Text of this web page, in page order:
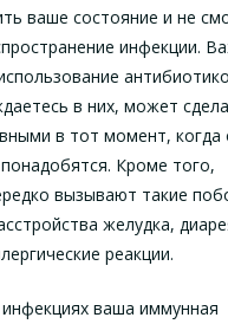
ваше состояние и не
инфекции.
в них, может
в тот момент, когда
Кроме того,
вызывают такие
желудка,
реакции.
ваша иммунная